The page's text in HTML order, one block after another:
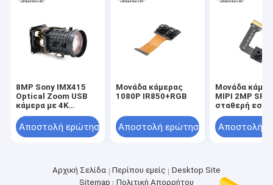
8MP Sony IMX415
Optical Zoom USB
κάμερα με 4K
ανάλυση
Αποστολή ερώτησης
Μονάδα κάμερας
1080P IR850+RGB
Αποστολή ερώτησης
Μονάδα
MIPI 2MP
σταθερή
Αποστολή
Αρχική Σελίδα Περίπου εμείς
Desktop Site
Sitemap
Πολιτική Απορρήτου